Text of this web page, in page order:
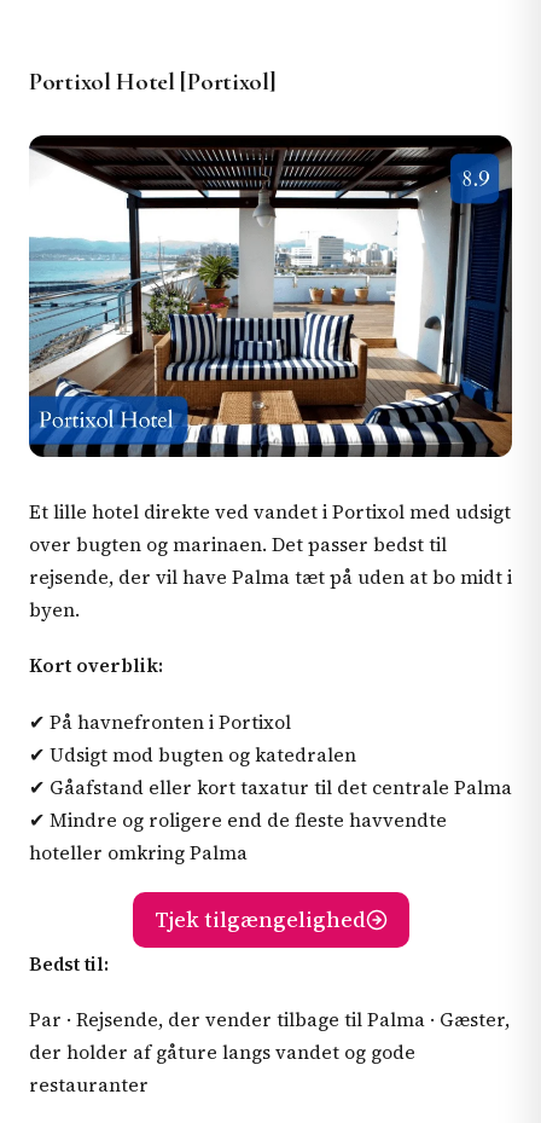
Portixol Hotel [Portixol]
Et lille hotel direkte ved vandet i Portixol med udsigt
over bugten og marinaen. Det passer bedst til
rejsende, der vil have Palma tæt på uden at bo midt i
byen.
Kort overblik:
✔ På havnefronten i Portixol
✔ Udsigt mod bugten og katedralen
✔ Gåafstand eller kort taxatur til det centrale Palma
✔ Mindre og roligere end de fleste havvendte
hoteller omkring Palma
Tjek tilgængelighed
Bedst til:
Par · Rejsende, der vender tilbage til Palma · Gæster,
der holder af gåture langs vandet og gode
restauranter